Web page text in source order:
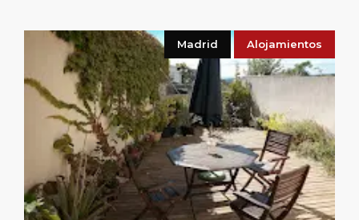
Madrid Alojamientos